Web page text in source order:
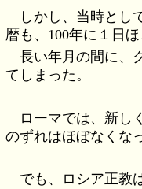
しかし、当時とし
暦も、100年に１日ほ
長い年月の間に、
てしまった。
ローマでは、新し
のずれはほぼなくな
でも、ロシア正教